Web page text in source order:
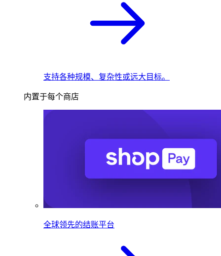
支持各种规模、复杂性或远大目标。
内置于每个商店
全球领先的结账平台